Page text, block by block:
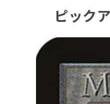
ピック